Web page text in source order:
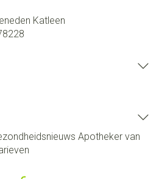
Katleen
Apotheker van